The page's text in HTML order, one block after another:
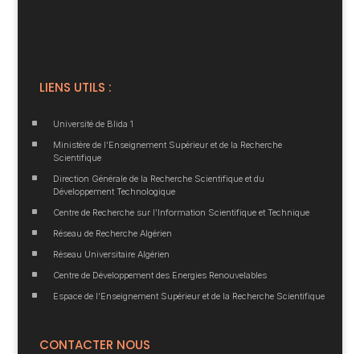
LIENS UTILS :
^ Université de Blida 1
^
Ministère de l’Enseignement Supérieur et de la Recherche
Scientifique
^
Direction Générale de la Recherche Scientifique et du
Développement Technologique
^ Centre de Recherche sur l’Information Scientifique et Technique
^ Réseau de Recherche Algérien
^ Réseau Universitaire Algérien
^ Centre de Développement des Energies Renouvelables
^ Espace de l’Enseignement Supérieur et de la Recherche Scientifique
CONTACTER NOUS